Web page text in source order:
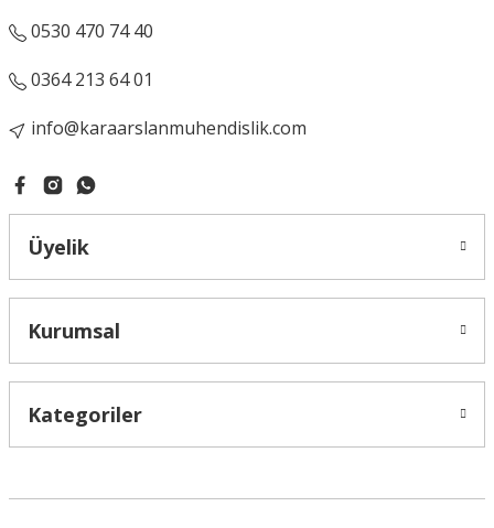
0530 470 74 40
0364 213 64 01
info@karaarslanmuhendislik.com
Üyelik
Kurumsal
Kategoriler